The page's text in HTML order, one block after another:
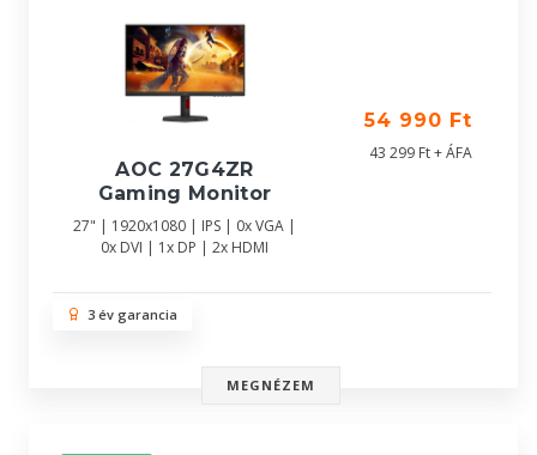
AOC 27G4ZR
Gaming Monitor
27" | 1920x1080 | IPS | 0x VGA |
0x DVI | 1x DP | 2x HDMI
54 990 Ft
43 299 Ft + ÁFA
3 év garancia
MEGNÉZEM